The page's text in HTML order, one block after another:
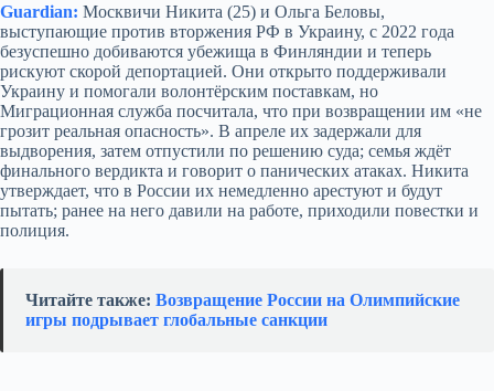
Guardian: Москвичи Никита (25) и Ольга Беловы,
выступающие против вторжения РФ в Украину, с 2022 года
безуспешно добиваются убежища в Финляндии и теперь
рискуют скорой депортацией. Они открыто поддерживали
Украину и помогали волонтёрским поставкам, но
Миграционная служба посчитала, что при возвращении им «не
грозит реальная опасность». В апреле их задержали для
выдворения, затем отпустили по решению суда; семья ждёт
финального вердикта и говорит о панических атаках. Никита
утверждает, что в России их немедленно арестуют и будут
пытать; ранее на него давили на работе, приходили повестки и
полиция.
Читайте также: Возвращение России на Олимпийские
игры подрывает глобальные санкции